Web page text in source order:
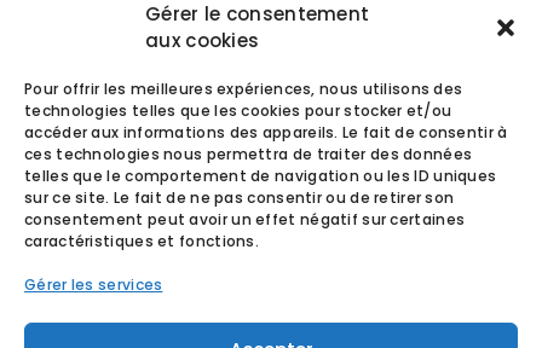
Gérer le consentement
aux cookies
Pour offrir les meilleures expériences, nous utilisons des
technologies telles que les cookies pour stocker et/ou
accéder aux informations des appareils. Le fait de consentir à
ces technologies nous permettra de traiter des données
telles que le comportement de navigation ou les ID uniques
sur ce site. Le fait de ne pas consentir ou de retirer son
consentement peut avoir un effet négatif sur certaines
caractéristiques et fonctions.
Gérer les services
CONTACTEZ NOUS
Bourg-en-Bresse, Ambérieu-en-Bugey et Lyon,
Aktasens accompagne les organisations et les